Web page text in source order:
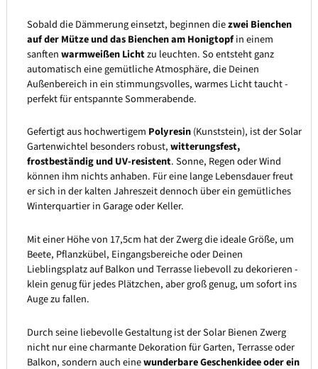
Sobald die Dämmerung einsetzt, beginnen diezwei Bienchen
auf der Mütze und das Bienchen am Honigtopfin einem
sanftenwarmweißen Lichtzu leuchten. So entsteht ganz
automatisch eine gemütliche Atmosphäre, die Deinen
Außenbereich in ein stimmungsvolles, warmes Licht taucht -
perfekt für entspannte Sommerabende.
Gefertigt aus hochwertigem Polyresin(Kunststein), ist der Solar
Gartenwichtel besonders robust,witterungsfest,
frostbeständig und UV-resistent. Sonne, Regen oder Wind
können ihm nichts anhaben. Für eine lange Lebensdauer freut
er sich in der kalten Jahreszeit dennoch über ein gemütliches
Winterquartier in Garage oder Keller.
Mit einer Höhe von 17,5cm hat der Zwerg die ideale Größe, um
Beete, Pflanzkübel, Eingangsbereiche oder Deinen
Lieblingsplatz auf Balkon und Terrasse liebevoll zu dekorieren -
klein genug für jedes Plätzchen, aber groß genug, um sofort ins
Auge zu fallen.
Durch seine liebevolle Gestaltung ist der Solar Bienen Zwerg
nicht nur eine charmante Dekoration für Garten, Terrasse oder
Balkon, sondern auch einewunderbare Geschenkidee oder ein